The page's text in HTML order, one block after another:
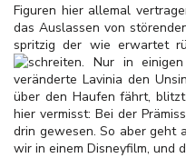
Figuren hier allemal
das Auslassen von
spritzig der wie erwartet
schreiten. Nur in
veränderte Lavinia den
über den Haufen fährt,
hier vermisst: Bei der
drin gewesen. So aber geht
wir in einem Disneyfilm, und